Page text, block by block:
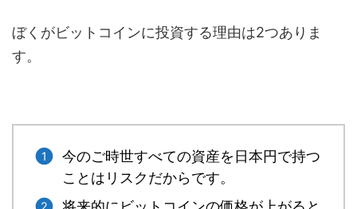
ぼくがビットコインに投資する理由は2つありま
す。
今のご時世すべての資産を日本円で持つ
ことはリスクだからです。